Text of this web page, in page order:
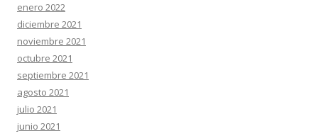
enero 2022
diciembre 2021
noviembre 2021
octubre 2021
septiembre 2021
agosto 2021
julio 2021
junio 2021